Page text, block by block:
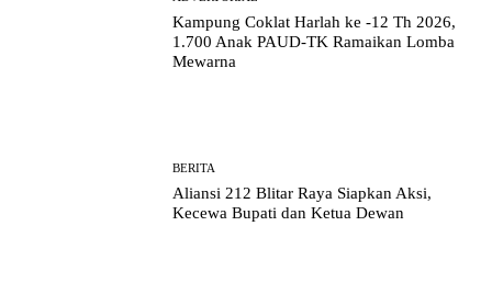
Kampung Coklat Harlah ke -12 Th 2026,
1.700 Anak PAUD-TK Ramaikan Lomba
Mewarna
BERITA
Aliansi 212 Blitar Raya Siapkan Aksi,
Kecewa Bupati dan Ketua Dewan